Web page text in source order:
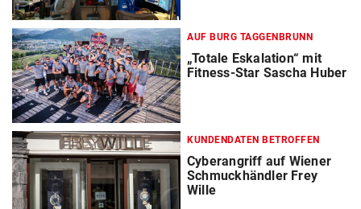
AUF BURG TAGGENBRUNN
„Totale Eskalation“ mit
Fitness-Star Sascha Huber
KUNDENDATEN BETROFFEN
Cyberangriff auf Wiener
Schmuckhändler Frey
Wille